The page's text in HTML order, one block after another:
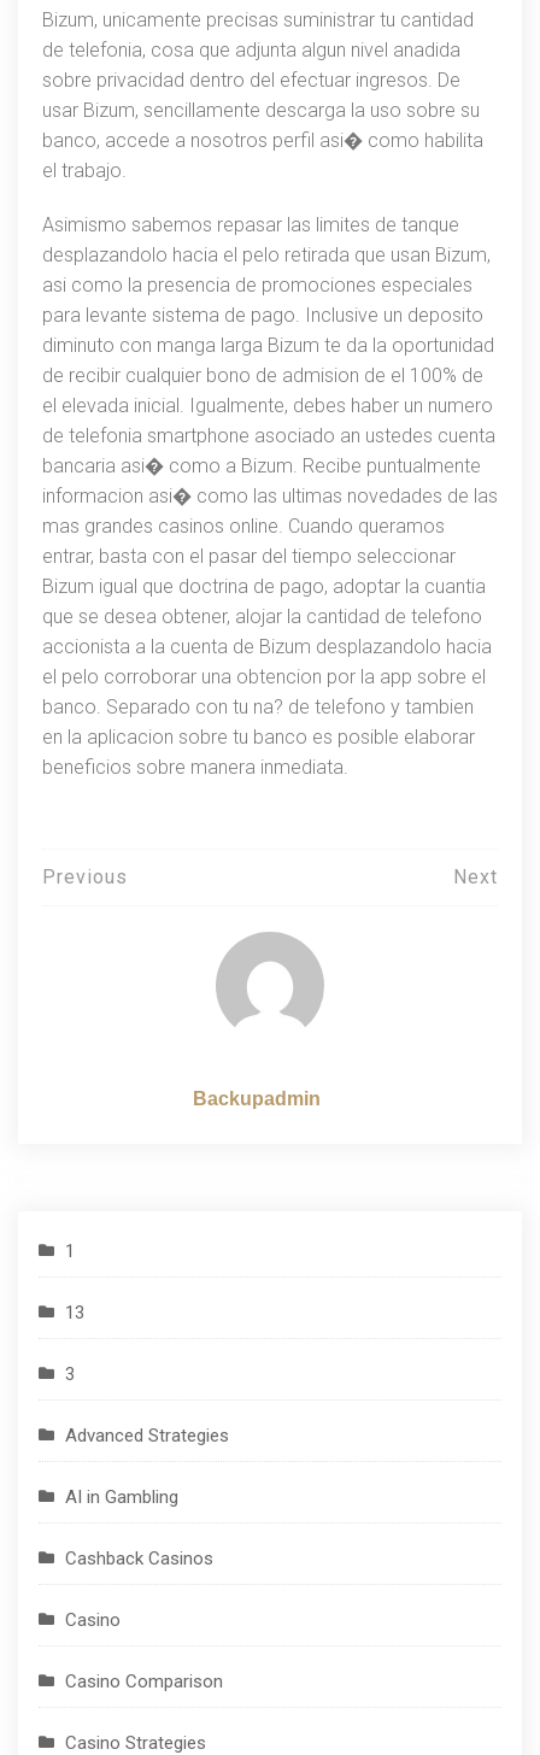
Bizum, unicamente precisas suministrar tu cantidad
de telefonia, cosa que adjunta algun nivel anadida
sobre privacidad dentro del efectuar ingresos. De
usar Bizum, sencillamente descarga la uso sobre su
banco, accede a nosotros perfil asi� como habilita
el trabajo.
Asimismo sabemos repasar las limites de tanque
desplazandolo hacia el pelo retirada que usan Bizum,
asi como la presencia de promociones especiales
para levante sistema de pago. Inclusive un deposito
diminuto con manga larga Bizum te da la oportunidad
de recibir cualquier bono de admision de el 100% de
el elevada inicial. Igualmente, debes haber un numero
de telefonia smartphone asociado an ustedes cuenta
bancaria asi� como a Bizum. Recibe puntualmente
informacion asi� como las ultimas novedades de las
mas grandes casinos online. Cuando queramos
entrar, basta con el pasar del tiempo seleccionar
Bizum igual que doctrina de pago, adoptar la cuantia
que se desea obtener, alojar la cantidad de telefono
accionista a la cuenta de Bizum desplazandolo hacia
el pelo corroborar una obtencion por la app sobre el
banco. Separado con tu na? de telefono y tambien
en la aplicacion sobre tu banco es posible elaborar
beneficios sobre manera inmediata.
Навигация
Previous Next
Backupadmin
1
13
3
Advanced Strategies
AI in Gambling
Cashback Casinos
Casino
Casino Comparison
Casino Strategies